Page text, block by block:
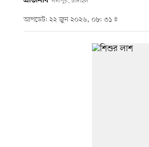
আপডেট: ২২ জুন ২০২৬, ০৮: ৩১